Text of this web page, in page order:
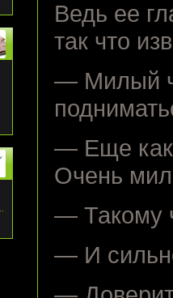
Ведь ее
так что
— Милый
— Еще
Очень
— Такому
— И